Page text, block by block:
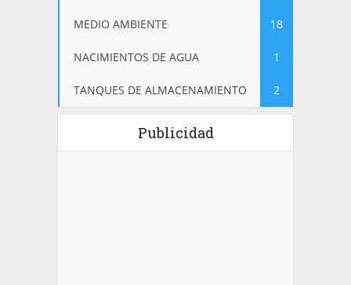
MEDIO AMBIENTE 18
NACIMIENTOS DE AGUA 1
TANQUES DE ALMACENAMIENTO 2
Publicidad